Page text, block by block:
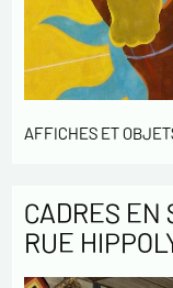
AFFICHES ET
CADRES EN
RUE